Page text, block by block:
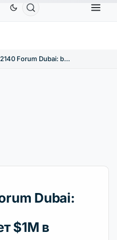
Tether USDT BNBBNB
Bitcoin 2140 Forum Dubai: bepay money вознаграждает $1M в биткоинах
Dubai:
$1M в